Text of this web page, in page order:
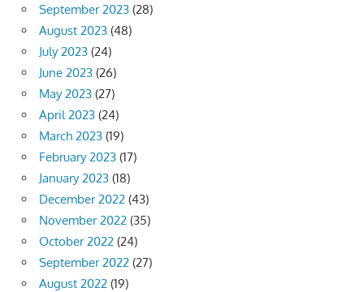
September 2023 (28)
August 2023 (48)
July 2023 (24)
June 2023 (26)
May 2023 (27)
April 2023 (24)
March 2023 (19)
February 2023 (17)
January 2023 (18)
December 2022 (43)
November 2022 (35)
October 2022 (24)
September 2022 (27)
August 2022 (19)